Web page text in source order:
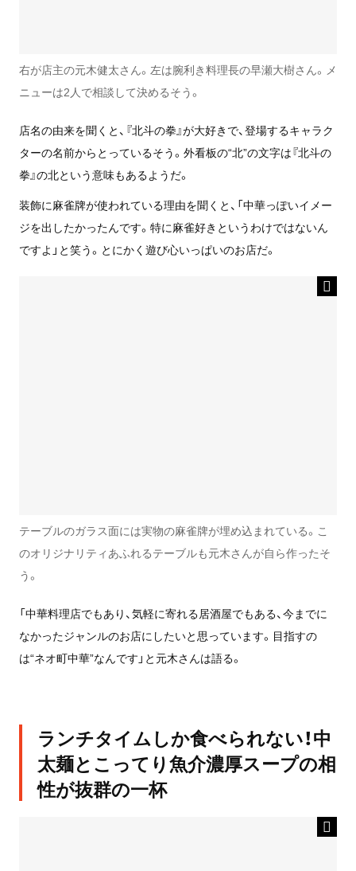
右が店主の元木健太さん。左は腕利き料理長の早瀬大樹さん。メ
ニューは2人で相談して決めるそう。
店名の由来を聞くと、『北斗の拳』が大好きで、登場するキャラク
ターの名前からとっているそう。外看板の“北”の文字は『北斗の
拳』の北という意味もあるようだ。
装飾に麻雀牌が使われている理由を聞くと、「中華っぽいイメー
ジを出したかったんです。特に麻雀好きというわけではないん
ですよ」と笑う。とにかく遊び心いっぱいのお店だ。
テーブルのガラス面には実物の麻雀牌が埋め込まれている。こ
のオリジナリティあふれるテーブルも元木さんが自ら作ったそ
う。
「中華料理店でもあり、気軽に寄れる居酒屋でもある、今までに
なかったジャンルのお店にしたいと思っています。目指すの
は“ネオ町中華”なんです」と元木さんは語る。
ランチタイムしか食べられない！中
太麺とこってり魚介濃厚スープの相
性が抜群の一杯